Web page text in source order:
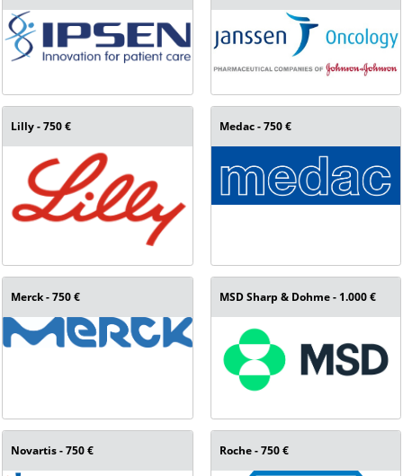
Lilly - 750 € Medac - 750 €
Merck - 750 € MSD Sharp & Dohme - 1.000 €
Novartis - 750 € Roche - 750 €